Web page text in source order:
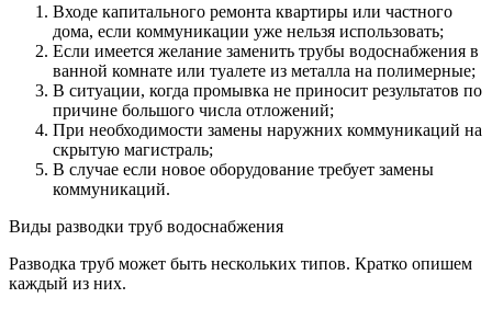
Входе капитального ремонта квартиры или частного
дома, если коммуникации уже нельзя использовать;
Если имеется желание заменить трубы водоснабжения в
ванной комнате или туалете из металла на полимерные;
В ситуации, когда промывка не приносит результатов по
причине большого числа отложений;
При необходимости замены наружних коммуникаций на
скрытую магистраль;
В случае если новое оборудование требует замены
коммуникаций.
Виды разводки труб водоснабжения
Разводка труб может быть нескольких типов. Кратко опишем
каждый из них.